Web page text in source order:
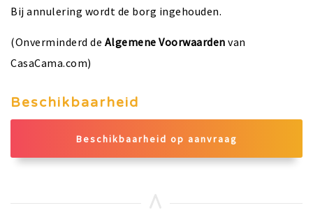
Bij annulering wordt de borg ingehouden.
(Onverminderd de Algemene Voorwaarden van
CasaCama.com)
Beschikbaarheid
Beschikbaarheid op aanvraag